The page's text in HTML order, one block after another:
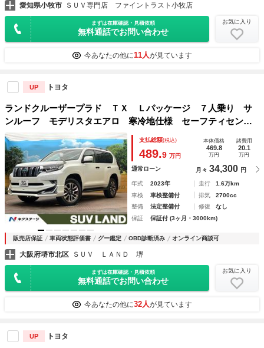
愛知県小牧市 ＳＵＶ専門店 ファイントラスト小牧店
まずは在庫確認・見積依頼
無料通話でお問い合わせ
お気に入り
今あなたの他に11人が見ています
UP トヨタ
ランドクルーザープラド ＴＸ Ｌパッケージ ７人乗り サ
ンルーフ モデリスタエアロ 寒冷地仕様 セーフティセン
ス レーダークルーズ 禁煙車 レザーシート 前席シートエ
アコン コーナーセンサー スマートキー ＬＥＤヘッド ル
ーフレール
支払総額(税込)
489.9 万円
本体価格
469.8
万円
諸費用
20.1
万円
通常ローン 月々 34,300 円
年式 2023年 走行
1.6万km
車検
車検整備付 排気
2700cc
整備
法定整備付 修復
なし
保証
保証付 (3ヶ月・3000km)
販売店保証 車両状態評価書 グー鑑定 OBD診断済み オンライン商談可
大阪府堺市北区 ＳＵＶ ＬＡＮＤ 堺
まずは在庫確認・見積依頼
無料通話でお問い合わせ
お気に入り
今あなたの他に32人が見ています
UP トヨタ